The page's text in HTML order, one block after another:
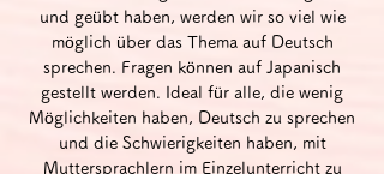
und geübt haben, werden wir so viel wie
möglich über das Thema auf Deutsch
sprechen. Fragen können auf Japanisch
gestellt werden. Ideal für alle, die wenig
Möglichkeiten haben, Deutsch zu sprechen
und die Schwierigkeiten haben, mit
Muttersprachlern im Einzelunterricht zu